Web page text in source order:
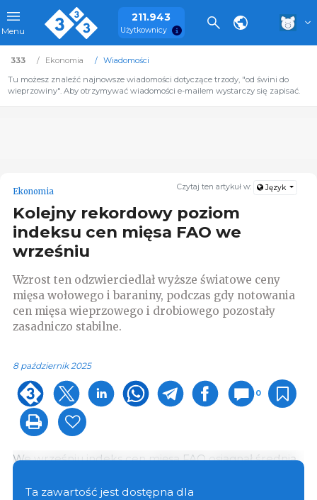
Menu
211.943
Użytkownicy
333 Ekonomia
Wiadomości
Tu możesz znaleźć najnowsze wiadomości dotyczące trzody, "od świni do
wieprzowiny". Aby otrzymywać wiadomości e-mailem wystarczy się zapisać.
Czytaj ten artykuł w: Język
Ekonomia
Kolejny rekordowy poziom
indeksu cen mięsa FAO we
wrześniu
Wzrost ten odzwierciedlał wyższe światowe ceny
mięsa wołowego i baraniny, podczas gdy notowania
cen mięsa wieprzowego i drobiowego pozostały
zasadniczo stabilne.
8 październik 2025
0
We wrześniu indeks cen mięsa FAO osiągnął średnią
punktu (0,7%) w stosunku do skorygowanego
Ta zawartość jest dostępna dla